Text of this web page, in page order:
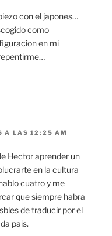
con el japones…
como
en mi
A LAS 12:25 AM
Hector aprender un
en la cultura
cuatro y me
que siempre habra
de traducir por el
pais.